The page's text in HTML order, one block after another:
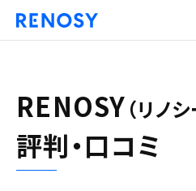
RENOSY （リノシ
評判・口コミ